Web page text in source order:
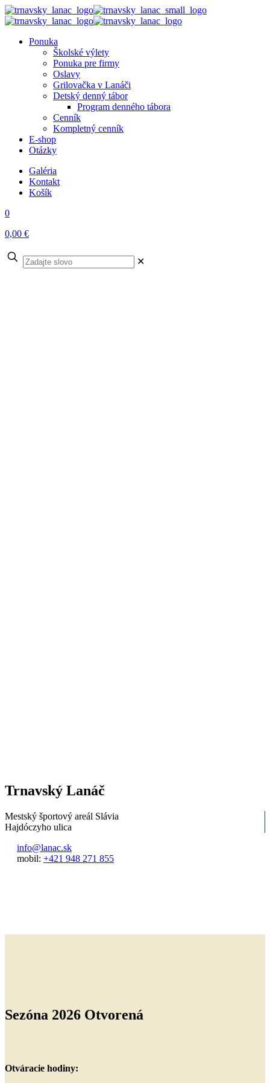
Ponuka
Školské výlety
Ponuka pre firmy
Oslavy
Grilovačka v Lanáči
Detský denný tábor
Program denného tábora
Cenník
Kompletný cenník
E-shop
Otázky
Galéria
Kontakt
Košík
0
0,00 €
✕
Trnavský Lanáč
Mestský športový areál Slávia
Hajdóczyho ulica
info@lanac.sk
mobil: +421 948 271 855
Sezóna 2026 Otvorená
Otváracie hodiny: